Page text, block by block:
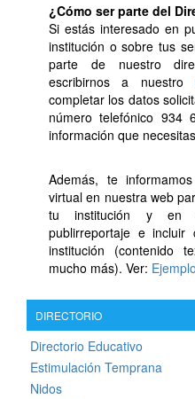
¿Cómo ser parte del
Si estás interesado en
institución o sobre tus
parte de nuestro
escribirnos a nuestro
completar los datos
número telefónico 934
información que
Además, te
virtual en nuestra web
tu institución y en
publirreportaje e incluir
institución (contenido
mucho más). Ver: Ejemplo
DIRECTORIO
Directorio Educativo
Estimulación Temprana
Nidos